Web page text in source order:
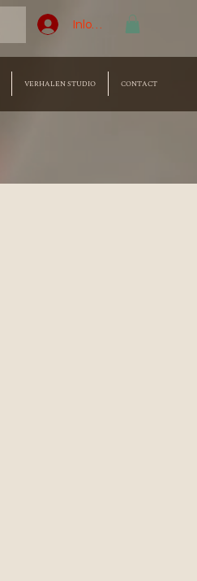
VERHALEN STUDIO CONTACT
Inloggen